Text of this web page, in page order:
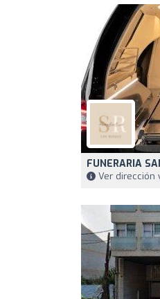
FUNERARIA
Ver dirección